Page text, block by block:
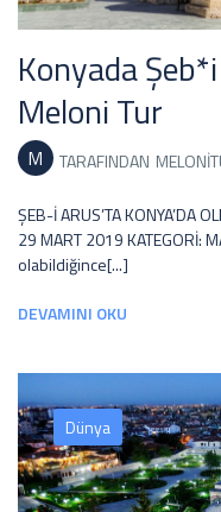
Konyada
Meloni Tur
M TARAFINDAN
ŞEB-İ ARUS’TA
29 MART 2019 KATEGORİ:
olabildiğince[...]
DEVAMINI OKU
Dünya